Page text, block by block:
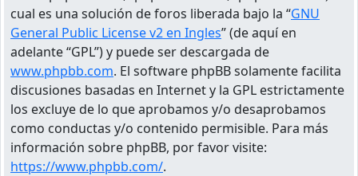
cual es una solución de foros liberada bajo la “GNU
General Public License v2 en Ingles” (de aquí en
adelante “GPL”) y puede ser descargada de
www.phpbb.com. El software phpBB solamente facilita
discusiones basadas en Internet y la GPL estrictamente
los excluye de lo que aprobamos y/o desaprobamos
como conductas y/o contenido permisible. Para más
información sobre phpBB, por favor visite:
https://www.phpbb.com/.